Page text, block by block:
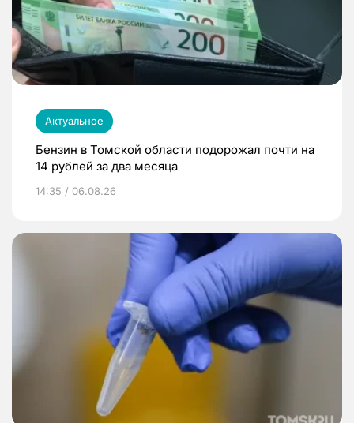
Актуальное
Бензин в Томской области подорожал почти на
14 рублей за два месяца
14:35 / 06.08.26